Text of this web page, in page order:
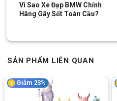
Vì Sao Xe Đạp BMW Chính
Hãng Gây Sốt Toàn Cầu?
SẢN PHẨM LIÊN QUAN
Giảm 23%